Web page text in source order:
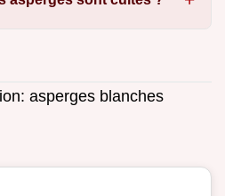
asperges blanches